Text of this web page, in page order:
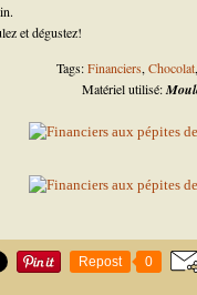
et dégustez!
Tags:Financiers, Chocolat,
Matériel utilisé:
Repost 0